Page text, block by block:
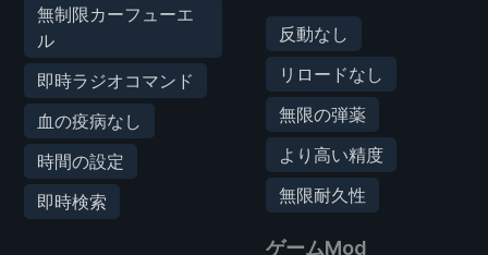
無制限カーフューエ
ル
即時ラジオコマンド
血の疫病なし
時間の設定
即時検索
反動なし
リロードなし
無限の弾薬
より高い精度
無限耐久性
ゲームMod